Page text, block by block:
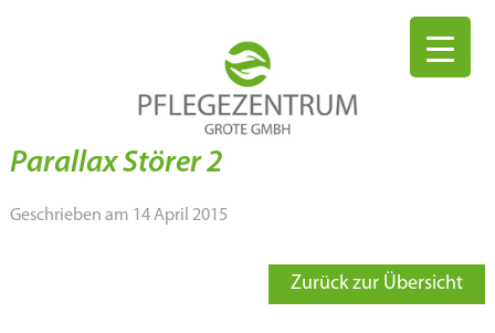
Parallax Störer 2
Geschrieben am 14 April 2015
Zurück zur Übersicht